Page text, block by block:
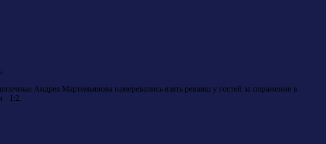
Андрея Мартемьянова намеревались взять реванш у гостей за поражение в
- 1:2.